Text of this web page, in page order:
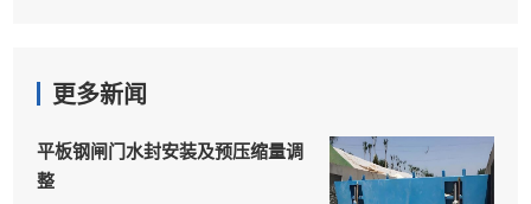
更多新闻
平板钢闸门水封安装及预压缩量调
整